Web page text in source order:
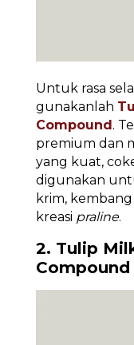
Untuk rasa
gunakanlah
Compound.
premium dan
yang kuat,
digunakan
krim,
kreasi praline.
2. Tulip
Compound